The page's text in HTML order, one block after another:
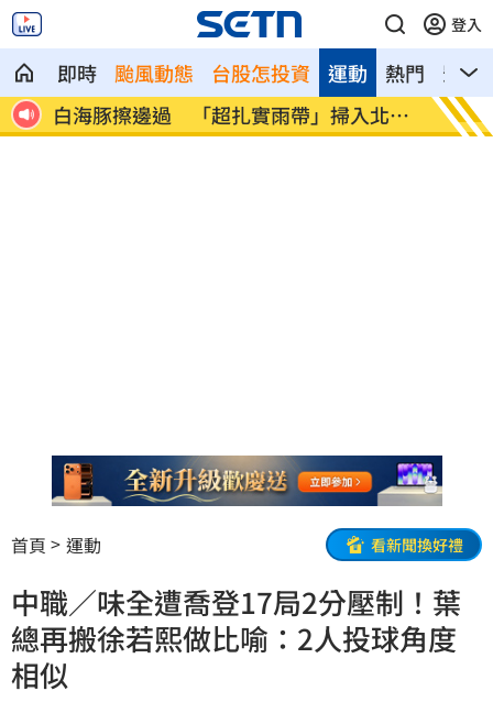
登入
即時 颱風動態 台股怎投資 熱門 影音
運動
白海豚擦邊過 「超扎實雨帶」掃入北台
灣
不住
首頁 運動 看新聞換好禮
中職／味全遭喬登17局2分壓制！葉
總再搬徐若熙做比喻：2人投球角度
相似